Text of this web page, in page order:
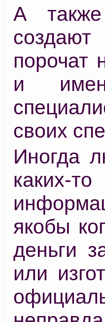
А
порочат
и
своих
Иногда
якобы
деньги
или